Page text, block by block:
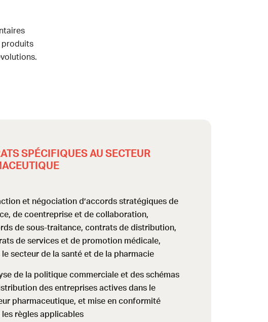
produits
SPÉCIFIQUES AU SECTEUR
et négociation d’accords stratégiques de
de coentreprise et de collaboration,
de sous-traitance, contrats de distribution,
de services et de promotion médicale,
le secteur de la santé et de la pharmacie
de la politique commerciale et des schémas
des entreprises actives dans le
pharmaceutique, et mise en conformité
les règles applicables